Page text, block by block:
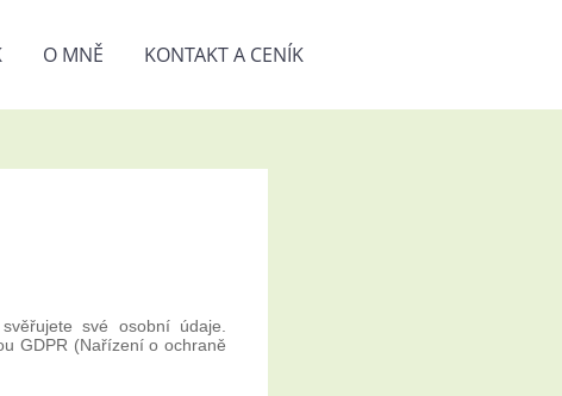
O MNĚ KONTAKT A CENÍK
své osobní údaje.
GDPR (Nařízení o ochraně